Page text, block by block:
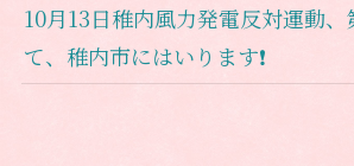
10月13日稚内風力発電反対運動
て、稚内市にはいります❗️